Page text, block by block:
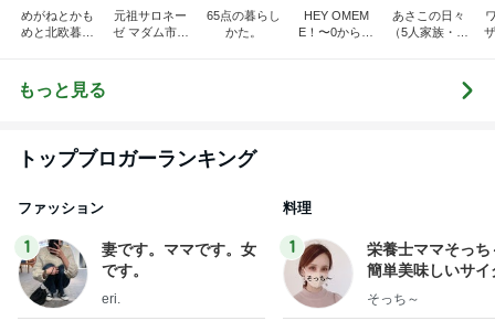
めがねとかも
めと北欧暮ら
元祖サロネー
ゼ マダム市川
65点の暮らし
かた。
HEY OMEM
E！〜0からの
あさこの日々
（5人家族・投
もっと見る
トップブロガーランキング
ファッション
1
妻です。ママです。女
です。
eri.
料理
1
栄養士ママそっち
簡単美味しいサイ
献立
そっち～